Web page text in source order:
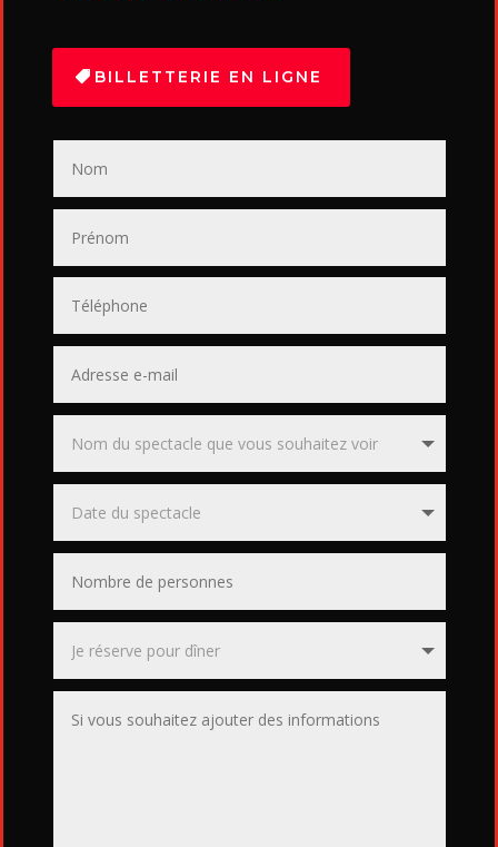
BILLETTERIE EN LIGNE